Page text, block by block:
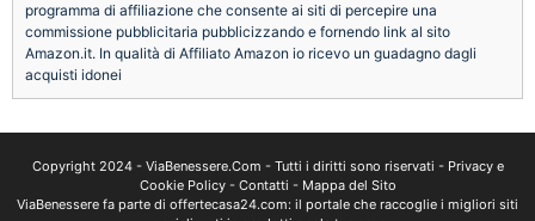
programma di affiliazione che consente ai siti di percepire una
commissione pubblicitaria pubblicizzando e fornendo link al sito
Amazon.it. In qualità di Affiliato Amazon io ricevo un guadagno dagli
acquisti idonei
Copyright 2024 - ViaBenessere.Com - Tutti i diritti sono riservati - Privacy e
Cookie Policy- Contatti - Mappa del Sito
ViaBenessere fa parte di offertecasa24.com: il portale che raccoglie i migliori siti